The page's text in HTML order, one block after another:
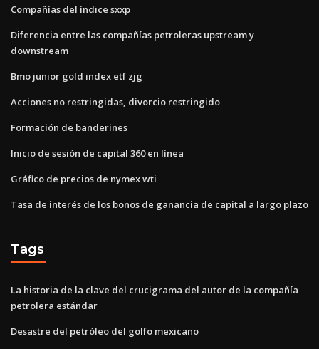
Compañías del índice sxxp
Diferencia entre las compañías petroleras upstream y
downstream
Bmo junior gold index etf zjg
Acciones no restringidas, divorcio restringido
Formación de banderines
Inicio de sesión de capital 360 en línea
Gráfico de precios de nymex wti
Tasa de interés de los bonos de ganancia de capital a largo plazo
Tags
La historia de la clave del crucigrama del autor de la compañía
petrolera estándar
Desastre del petróleo del golfo mexicano